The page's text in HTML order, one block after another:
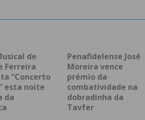
de
Ferreira
“Concerto
esta noite
da
Penafidelense José
Moreira vence
prémio da
combatividade na
dobradinha da
Tavfer